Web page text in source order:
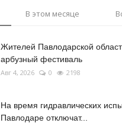
В этом месяце
Жителей Павлодарской
арбузный фестиваль
Авг 4, 2026 0 2198
На время гидравлических
Павлодаре отключат...